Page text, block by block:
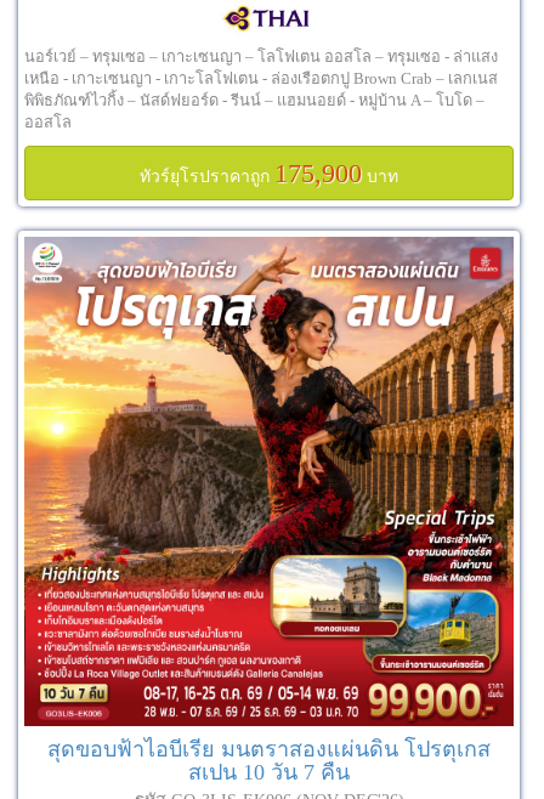
นอร์เวย์ – ทรุมเซอ – เกาะเซนญา – โลโฟเตน ออสโล – ทรุมเซอ - ล่าแสง
เหนือ - เกาะเซนญา - เกาะโลโฟเตน - ล่องเรือตกปู Brown Crab – เลกเนส
พิพิธภัณฑ์ไวกิ้ง – นัสด์ฟยอร์ด - รีนน์ – แฮมนอยด์ - หมู่บ้าน A – โบโด –
ออสโล
ทัวร์ยุโรปราคาถูก 175,900บาท
สุดขอบฟ้าไอบีเรีย มนตราสองแผ่นดิน โปรตุเกส
สเปน 10 วัน 7 คืน